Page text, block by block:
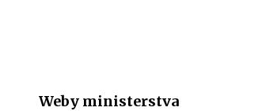
Weby ministerstva